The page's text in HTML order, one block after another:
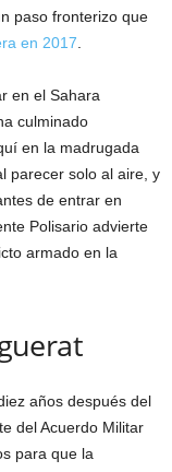
paso fronterizo que
en 2017
en el Sahara
culminado
en la madrugada
al parecer solo al aire, y
de entrar en
Polisario advierte
armado en la
años después del
del Acuerdo Militar
para que la